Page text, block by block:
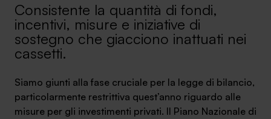
News ed eventi
Chi siamo
Contatti
Consistente la quantità di fondi,
incentivi, misure e iniziative di
sostegno che giacciono inattuati nei
cassetti.
Siamo giunti alla fase cruciale per la legge di bilancio,
particolarmente restrittiva quest’anno riguardo alle
misure per gli investimenti privati. Il Piano Nazionale di